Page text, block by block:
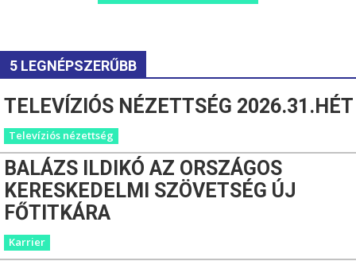
5 LEGNÉPSZERŰBB
TELEVÍZIÓS NÉZETTSÉG 2026.31.HÉT
Televíziós nézettség
BALÁZS ILDIKÓ AZ ORSZÁGOS
KERESKEDELMI SZÖVETSÉG ÚJ
FŐTITKÁRA
Karrier